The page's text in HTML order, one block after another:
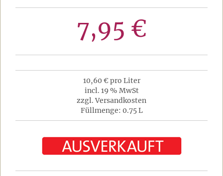
7,95 €
10,60 € pro Liter
incl. 19 % MwSt
zzgl. Versandkosten
Füllmenge: 0.75 L